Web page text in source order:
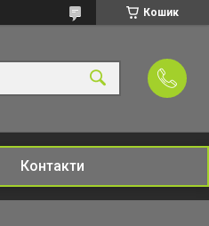
Кошик
Контакти